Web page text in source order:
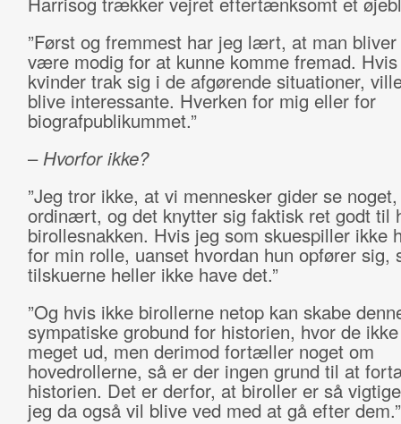
”Først og fremmest har jeg lært, at man
være modig for at kunne komme fremad.
kvinder trak sig i de afgørende situationer,
blive interessante. Hverken for mig eller for
biografpublikummet.”
–Hvorfor ikke?
”Jeg tror ikke, at vi mennesker gider se
ordinært, og det knytter sig faktisk ret godt til
birollesnakken. Hvis jeg som skuespiller ikke
for min rolle, uanset hvordan hun opfører sig,
tilskuerne heller ikke have det.”
”Og hvis ikke birollerne netop kan skabe
sympatiske grobund for historien, hvor de
meget ud, men derimod fortæller noget om
hovedrollerne, så er der ingen grund til at
historien. Det er derfor, at biroller er så
jeg da også vil blive ved med at gå efter dem.”